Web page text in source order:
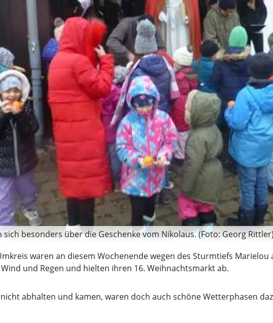
besonders über die Geschenke vom Nikolaus. (Foto: Georg Rittler)
waren an diesem Wochenende wegen des Sturmtiefs
und Regen und hielten ihren 16. Weihnachtsmarkt ab.
abhalten und kamen, waren doch auch schöne Wetterphasen